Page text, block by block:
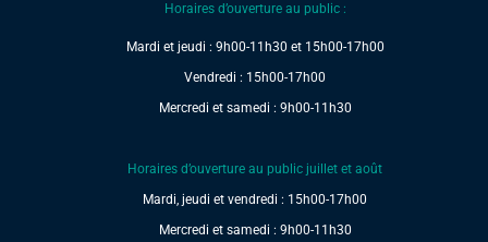
Horaires d’ouverture au public :
Mardi et jeudi : 9h00-11h30 et 15h00-17h00
Vendredi : 15h00-17h00
Mercredi et samedi : 9h00-11h30
Horaires d’ouverture au public juillet et août
Mardi, jeudi et vendredi : 15h00-17h00
Mercredi et samedi : 9h00-11h30